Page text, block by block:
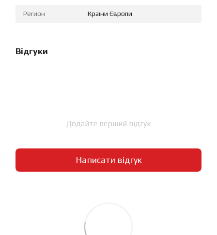
Регион Країни Європи
Відгуки
Додайте перший відгук
Написати відгук